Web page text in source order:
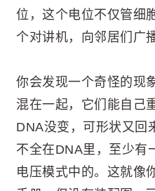
位，这个电位不仅管细
个对讲机，向邻居们广
你会发现一个奇怪的现
混在一起，它们能自己
DNA没变，可形状又回
不全在DNA里，至少有
电压模式中的。这就像